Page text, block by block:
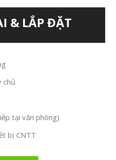
& LẮP ĐẶT
chủ
tại văn phòng)
bị CNTT